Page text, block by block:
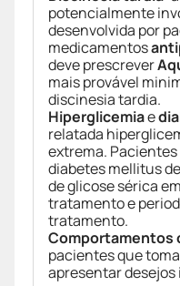
potencialmente
desenvolvida por
medicamentos
deve prescrever
mais provável
discinesia tardia.
Hiperglicemiae
relatada
extrema.
diabetes mellitus
de glicose sérica
tratamento e
tratamento.
Comportamentos
pacientes que
apresentar